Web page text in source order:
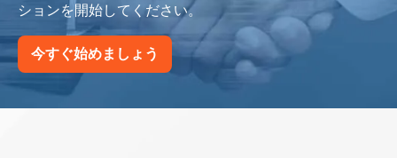
ションを開始してください。
今すぐ始めましょう